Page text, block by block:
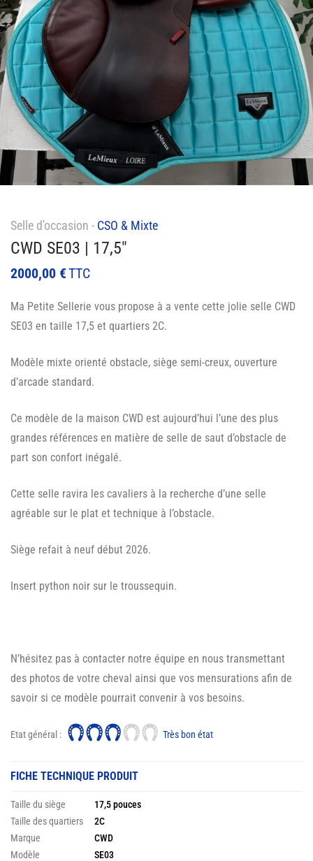
Selle d'occasion - CSO & Mixte
CWD SE03 | 17,5″
2000,00 €TTC
Ma Petite Sellerie vous propose à a vente cette jolie selle CWD
SE03 en taille 17,5 et quartiers 2C.
Modèle mixte orienté obstacle, siège semi-creux, ouverture
d’arcade standard.
Ce modèle de la maison CWD est aujourd’hui l’une des plus
grandes références en matière de selle de saut d’obstacle de
part son confort inégalé.
Cette selle ravira les cavaliers à la recherche d’une selle
agréable sur le plat et technique à l’obstacle.
Siège refait à neuf début 2026.
Insert python noir sur le troussequin.
N’hésitez pas à contacter notre équipe en nous transmettant
des photos de votre cheval ainsi que vos mensurations afin de
savoir si ce modèle pourrait convenir à vos besoins.
Etat général : Très bon état
FICHE TECHNIQUE PRODUIT
Taille du siège
17,5 pouces
Taille des quartiers
2C
Marque
CWD
Modèle
SE03